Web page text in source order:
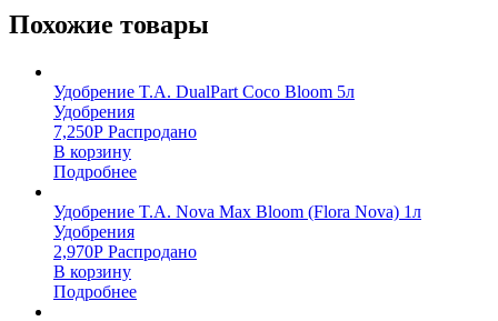
Похожие товары
Удобрение T.A. DualPart Coco Bloom 5л
Удобрения
7,250Р Распродано
В корзину
Подробнее
Удобрение T.A. Nova Max Bloom (Flora Nova) 1л
Удобрения
2,970Р Распродано
В корзину
Подробнее